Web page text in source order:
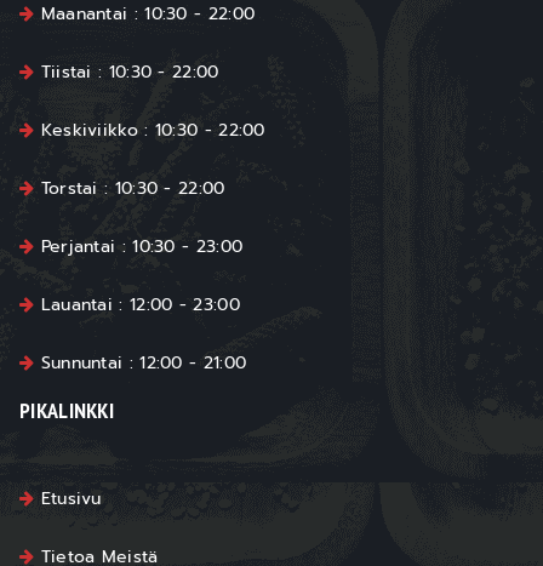
Maanantai : 10:30 - 22:00
Tiistai : 10:30 - 22:00
Keskiviikko : 10:30 - 22:00
Torstai : 10:30 - 22:00
Perjantai : 10:30 - 23:00
Lauantai : 12:00 - 23:00
Sunnuntai : 12:00 - 21:00
PIKALINKKI
Etusivu
Tietoa Meistä